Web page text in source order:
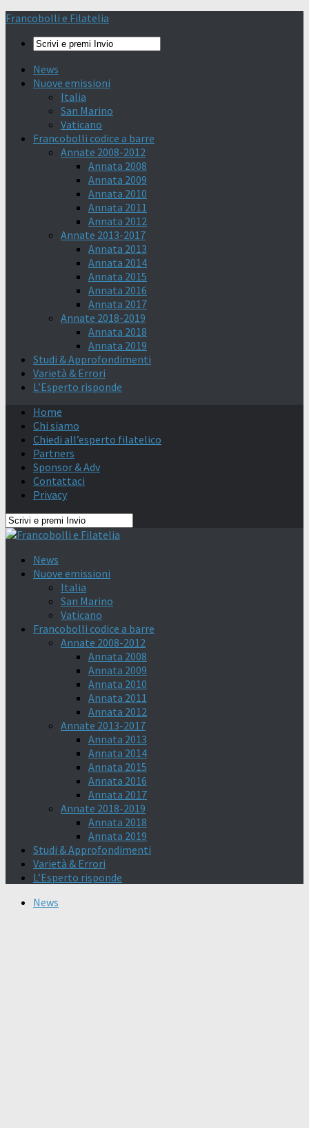
Francobolli e Filatelia
News
Nuove emissioni
Italia
San Marino
Vaticano
Francobolli codice a barre
Annate 2008-2012
Annata 2008
Annata 2009
Annata 2010
Annata 2011
Annata 2012
Annate 2013-2017
Annata 2013
Annata 2014
Annata 2015
Annata 2016
Annata 2017
Annate 2018-2019
Annata 2018
Annata 2019
Studi & Approfondimenti
Varietà & Errori
L’Esperto risponde
Home
Chi siamo
Chiedi all’esperto filatelico
Partners
Sponsor & Adv
Contattaci
Privacy
News
Nuove emissioni
Italia
San Marino
Vaticano
Francobolli codice a barre
Annate 2008-2012
Annata 2008
Annata 2009
Annata 2010
Annata 2011
Annata 2012
Annate 2013-2017
Annata 2013
Annata 2014
Annata 2015
Annata 2016
Annata 2017
Annate 2018-2019
Annata 2018
Annata 2019
Studi & Approfondimenti
Varietà & Errori
L’Esperto risponde
News